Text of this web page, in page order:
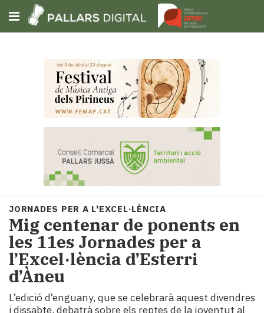
Subscriu-t'hi
Portada
Societat
Política
i
municipis
Economia
i
Cultura
JORNADES PER A L'EXCEL·LÈNCIA
Mig centenar de ponents en
les 11es Jornades per a
l’Excel·lència d’Esterri
d’Àneu
L’edició d’enguany, que se celebrarà aquest divendres
i dissabte, debatrà sobre els reptes de la joventut al